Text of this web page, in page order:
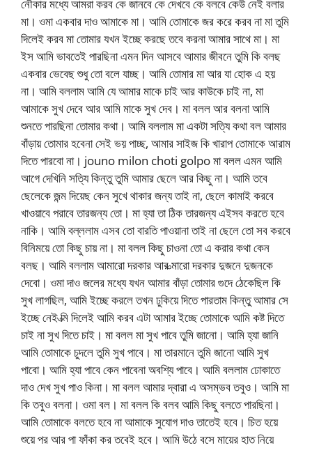
নৌকার মধ্যে আমরা করব কে জানবে কে দেখবে কে বলবে কেউ নেই বলার
মা। ওমা একবার দাও আমাকে মা। আমি তোমাকে জর করে করব না মা তুমি
দিলেই করব মা তোমার যখন ইচ্ছে করছে তবে করনা আমার সাথে মা। মা
ইস আমি ভাবতেই পারছিনা এমন দিন আসবে আমার জীবনে তুমি কি বলছ
একবার ভেবেছ শুধু তো বলে যাচ্ছ। আমি তোমার মা আর যা হোক এ হয়
না। আমি বললাম আমি যে আমার মাকে চাই আর কাউকে চাই না, মা
আমাকে সুখ দেবে আর আমি মাকে সুখ দেব। মা বলল আর বলনা আমি
শুনতে পারছিনা তোমার কথা। আমি বললাম মা একটা সত্যি কথা বল আমার
বাঁড়ায় তোমার হবেনা সেই ভয় পাচ্ছ, আমার সাইজ কি খারাপ তোমাকে আরাম
দিতে পারবো না। jouno milon choti golpo মা বলল এমন আমি
আগে দেখিনি সত্যি কিন্তু তুমি আমার ছেলে আর কিছু না। আমি তবে
ছেলেকে জন্ম দিয়েছ কেন সুখে থাকার জন্য তাই না, ছেলে কামাই করবে
খাওয়াবে পরাবে তারজন্য তো। মা হ্যা তা ঠিক তারজন্য এইসব করতে হবে
নাকি। আমি বল্ললাম এসব তো বারতি পাওয়ানা তাই না ছেলে তো সব করবে
বিনিময়ে তো কিছু চায় না। মা বলল কিছু চাওনা তো এ করার কথা কেন
বলছ। আমি বললাম আমারো দরকার আর ত্মারো দরকার দুজনে দুজনকে
দেবো। ওমা দাও জলের মধ্যে যখন আমার বাঁড়া তোমার গুদে ঠেকেছিল কি
সুখ লাগছিল, আমি ইচ্ছে করলে তখন ঢুকিয়ে দিতে পারতাম কিন্তু আমার সে
ইচ্ছে নেই ত্মি দিলেই আমি করব এটা আমার ইচ্ছে তোমাকে আমি কষ্ট দিতে
চাই না সুখ দিতে চাই। মা বলল মা সুখ পাবে তুমি জানো। আমি হ্যা জানি
আমি তোমাকে চুদলে তুমি সুখ পাবে। মা তারমানে তুমি জানো আমি সুখ
পাবো। আমি হ্যা পাবে কেন পাবেনা অবশ্যি পাবে। আমি বললাম ঢোকাতে
দাও দেখ সুখ পাও কিনা। মা বলল আমার দ্বারা এ অসম্ভব তবুও। আমি মা
কি তবুও বলনা। ওমা বল। মা বলল কি বলব আমি কিছু বলতে পারছিনা।
আমি তোমাকে বলতে হবে না আমাকে সুযোগ দাও তাতেই হবে। চিত হয়ে
শুয়ে পর আর পা ফাঁকা কর তবেই হবে। আমি উঠে বসে মায়ের হাত নিয়ে